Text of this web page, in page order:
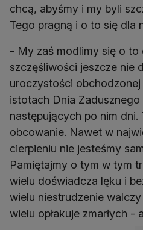
chcą, abyśmy i my byli
Tego pragną i o to się dla
- My zaś modlimy się o
szczęśliwości jeszcze nie
uroczystości
istotach Dnia
następujących po nim
obcowanie. Nawet w
cierpieniu nie jesteśmy
Pamiętajmy o tym w tym
wielu doświadcza lęku i
wielu niestrudzenie
wielu opłakuje zmarłych -